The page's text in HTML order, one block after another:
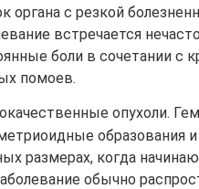
органа с резкой
встречается
боли в сочетании с
помоев.
опухоли.
образования
размерах, когда
обычно